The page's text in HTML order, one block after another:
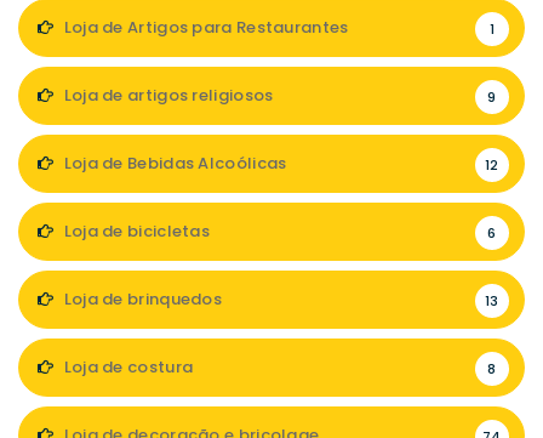
Loja de Artigos para Restaurantes 1
Loja de artigos religiosos 9
Loja de Bebidas Alcoólicas 12
Loja de bicicletas 6
Loja de brinquedos 13
Loja de costura 8